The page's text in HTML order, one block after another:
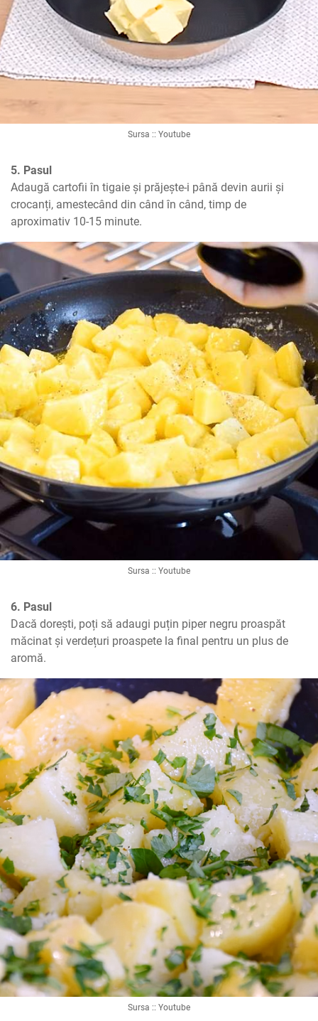
Sursa :: Youtube
5. Pasul
Adaugă cartofii în tigaie și prăjește-i până devin aurii și
crocanți, amestecând din când în când, timp de
aproximativ 10-15 minute.
Sursa :: Youtube
6. Pasul
Dacă dorești, poți să adaugi puțin piper negru proaspăt
măcinat și verdețuri proaspete la final pentru un plus de
aromă.
Sursa :: Youtube